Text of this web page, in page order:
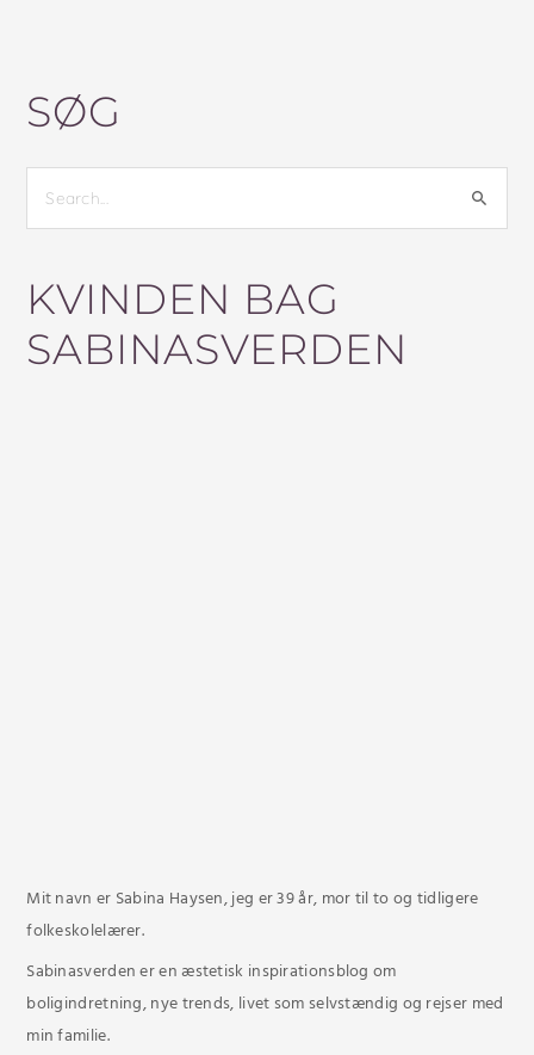
SØG
Ø
E
F
T
E
KVINDEN BAG
SABINASVERDEN
Mit navn er Sabina Haysen, jeg er 39 år, mor til to og tidligere
folkeskolelærer.
Sabinasverden er en æstetisk inspirationsblog om
boligindretning, nye trends, livet som selvstændig og rejser med
min familie.